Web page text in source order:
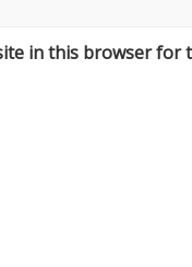
in this browser for